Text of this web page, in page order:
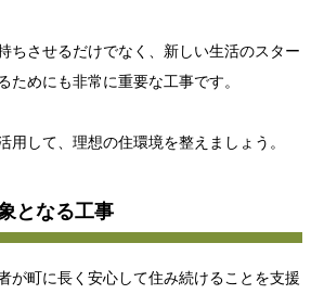
ちさせるだけでなく、新しい生活のスター
ためにも非常に重要な工事です。
用して、理想の住環境を整えましょう。
となる工事
が町に長く安心して住み続けることを支援